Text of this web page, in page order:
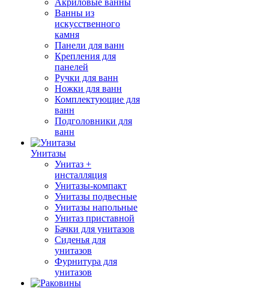
Акриловые ванны
Ванны из
искусственного
камня
Панели для ванн
Крепления для
панелей
Ручки для ванн
Ножки для ванн
Комплектующие для
ванн
Подголовники для
ванн
Унитазы
Унитаз +
инсталляция
Унитазы-компакт
Унитазы подвесные
Унитазы напольные
Унитаз приставной
Бачки для унитазов
Сиденья для
унитазов
Фурнитура для
унитазов